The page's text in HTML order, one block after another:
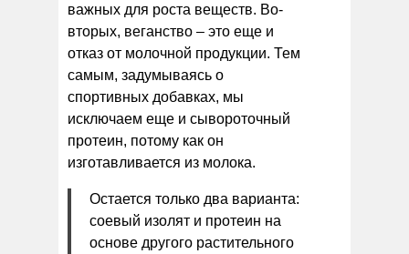
важных для роста веществ. Во-
вторых, веганство – это еще и
отказ от молочной продукции. Тем
самым, задумываясь о
спортивных добавках, мы
исключаем еще и сывороточный
протеин, потому как он
изготавливается из молока.
Остается только два варианта:
соевый изолят и протеин на
основе другого растительного